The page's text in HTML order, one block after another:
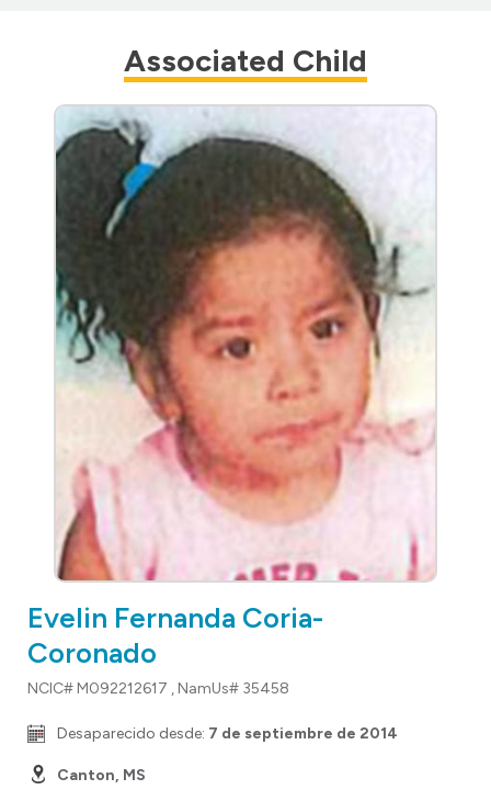
Associated Child
Evelin Fernanda Coria-
Coronado
NCIC# M092212617 , NamUs# 35458
Desaparecido desde: 7 de septiembre de 2014
Canton, MS